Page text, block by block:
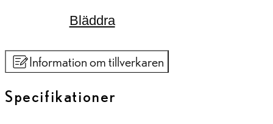
Bläddra
Information om tillverkaren
Specifikationer